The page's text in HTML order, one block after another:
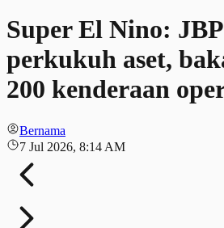
Super El Nino:
perkukuh aset,
200 kenderaan
Bernama
7 Jul 2026, 8:14 AM